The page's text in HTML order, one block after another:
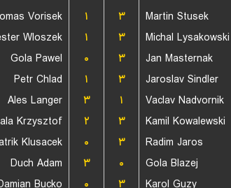
Vorisek
۱ ۳ Martin Stusek
Wloszek
۱ ۳ Michal Lysakowski
Gola Pawel
۰ ۳ Jan Masternak
Petr Chlad
۱ ۳ Jaroslav Sindler
Ales Langer
۳ ۱ Vaclav Nadvornik
Krzysztof
۲ ۳ Kamil Kowalewski
Klusacek
۰ ۳ Radim Jaros
Duch Adam
۳ ۰ Gola Blazej
Bucko
۰ ۳ Karol Guzy